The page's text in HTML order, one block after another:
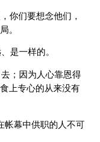
你们要想念他们，
。
是一样的。
；因为人心靠恩得
上专心的从来没有
帐幕中供职的人不可